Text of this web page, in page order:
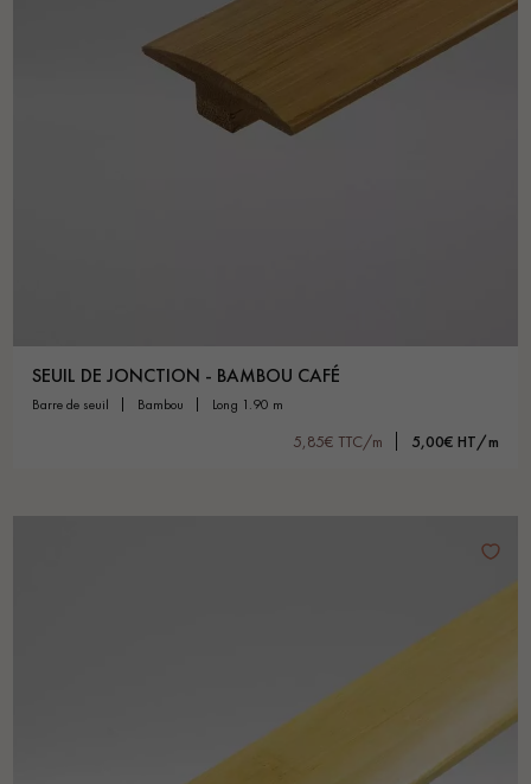
SEUIL DE JONCTION - BAMBOU CAFÉ
barre de seuil bambou long 1.90 m
5,85€ TTC/m 5,00€ HT/m